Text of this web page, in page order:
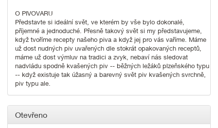
O PIVOVARU
Představte si ideální svět, ve kterém by vše bylo dokonalé,
příjemné a jednoduché. Přesně takový svět si my představujeme,
když tvoříme recepty našeho piva a když jej pro vás vaříme. Máme
už dost nudných piv uvařených dle stokrát opakovaných receptů,
máme už dost výmluv na tradici a zvyk, nebaví nás sledovat
nadvládu spodně kvašených piv -- běžných ležáků plzeňského typu
-- když existuje tak úžasný a barevný svět piv kvašených svrchně,
piv typu ale.
Otevřeno